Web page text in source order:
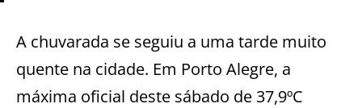
A chuvarada se seguiu a uma tarde muito
quente na cidade. Em Porto Alegre, a
máxima oficial deste sábado de 37,9ºC